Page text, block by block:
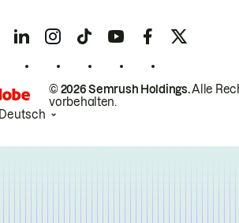
© 2026 Semrush Holdings.Alle
vorbehalten.
Deutsch